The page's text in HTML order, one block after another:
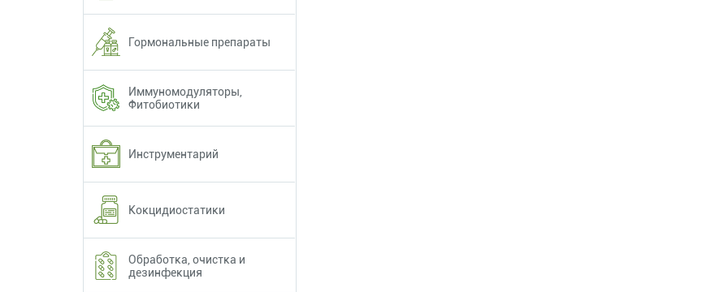
Гормональные препараты
Иммуномодуляторы,
Фитобиотики
Инструментарий
Кокцидиостатики
Обработка, очистка и
дезинфекция